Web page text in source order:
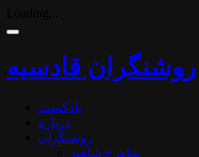
روشنگران قادسیه
پادکست
درباره
روشنگران
شاهرخ شاهید